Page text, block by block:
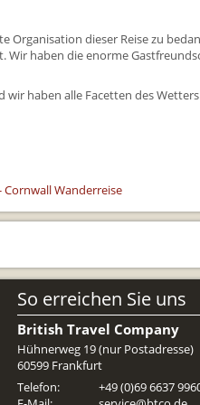
Organisation dieser Reise zu
Wir haben die enorme
wir haben alle Facetten des
Cornwall Wanderreise
So erreichen Sie uns
British Travel Company
Hühnerweg 19 (nur Postadresse)
60599 Frankfurt
Telefon:
+49 (0)69 6637